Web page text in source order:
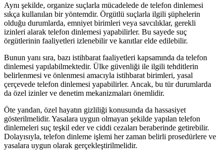
Aynı şekilde, organize suçlarla mücadelede de telefon dinlemesi
sıkça kullanılan bir yöntemdir. Örgütlü suçlarla ilgili şüphelerin
olduğu durumlarda, emniyet birimleri veya savcılıklar, gerekli
izinleri alarak telefon dinlemesi yapabilirler. Bu sayede suç
örgütlerinin faaliyetleri izlenebilir ve kanıtlar elde edilebilir.
Bunun yanı sıra, bazı istihbarat faaliyetleri kapsamında da telefon
dinlemesi yapılabilmektedir. Ülke güvenliği ile ilgili tehditlerin
belirlenmesi ve önlenmesi amacıyla istihbarat birimleri, yasal
çerçevede telefon dinlemesi yapabilirler. Ancak, bu tür durumlarda
da özel izinler ve denetim mekanizmaları önemlidir.
Öte yandan, özel hayatın gizliliği konusunda da hassasiyet
gösterilmelidir. Yasalara uygun olmayan şekilde yapılan telefon
dinlemeleri suç teşkil eder ve ciddi cezaları beraberinde getirebilir.
Dolayısıyla, telefon dinleme işlemi her zaman belirli prosedürlere ve
yasalara uygun olarak gerçekleştirilmelidir.